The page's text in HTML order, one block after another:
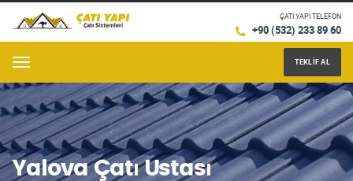
ÇATI YAPITELEFON
+90 (532) 233 89 60
Menu TEKLIF AL
Yalova Çatı Ustası